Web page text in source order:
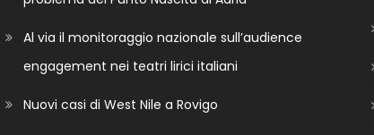
Al via il monitoraggio nazionale sull’audience
engagement nei teatri lirici italiani
Nuovi casi di West Nile a Rovigo